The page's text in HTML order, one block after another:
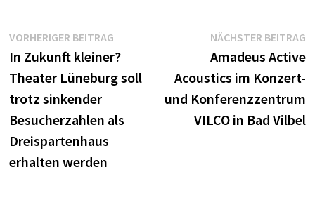
Beitragsnavigation
VORHERIGER BEITRAG
Beitrag:
In Zukunft kleiner?
Theater Lüneburg soll
trotz sinkender
Besucherzahlen als
Dreispartenhaus
erhalten werden
NÄCHSTER BEITRAG
Amadeus Active
Acoustics im Konzert-
und Konferenzzentrum
VILCO in Bad Vilbel